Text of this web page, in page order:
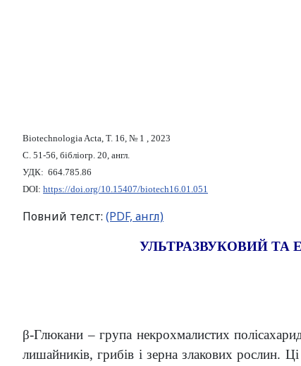
Biotechnologia Acta, Т. 16, № 1 , 2023
С. 51-56, бібліогр. 20, англ.
УДК: 664.785.86
DOI: https://doi.org/10.15407/biotech16.01.051
Повний телст: (PDF, англ)
УЛЬТРАЗВУКОВИЙ ТА
β-Глюкани – група некрохмалистих
лишайників, грибів і зерна злакових рослин.